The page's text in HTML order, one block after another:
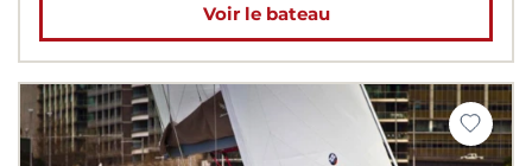
Voir le bateau